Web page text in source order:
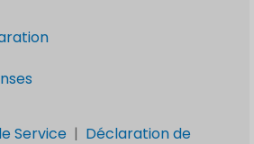
Service| Déclaration de